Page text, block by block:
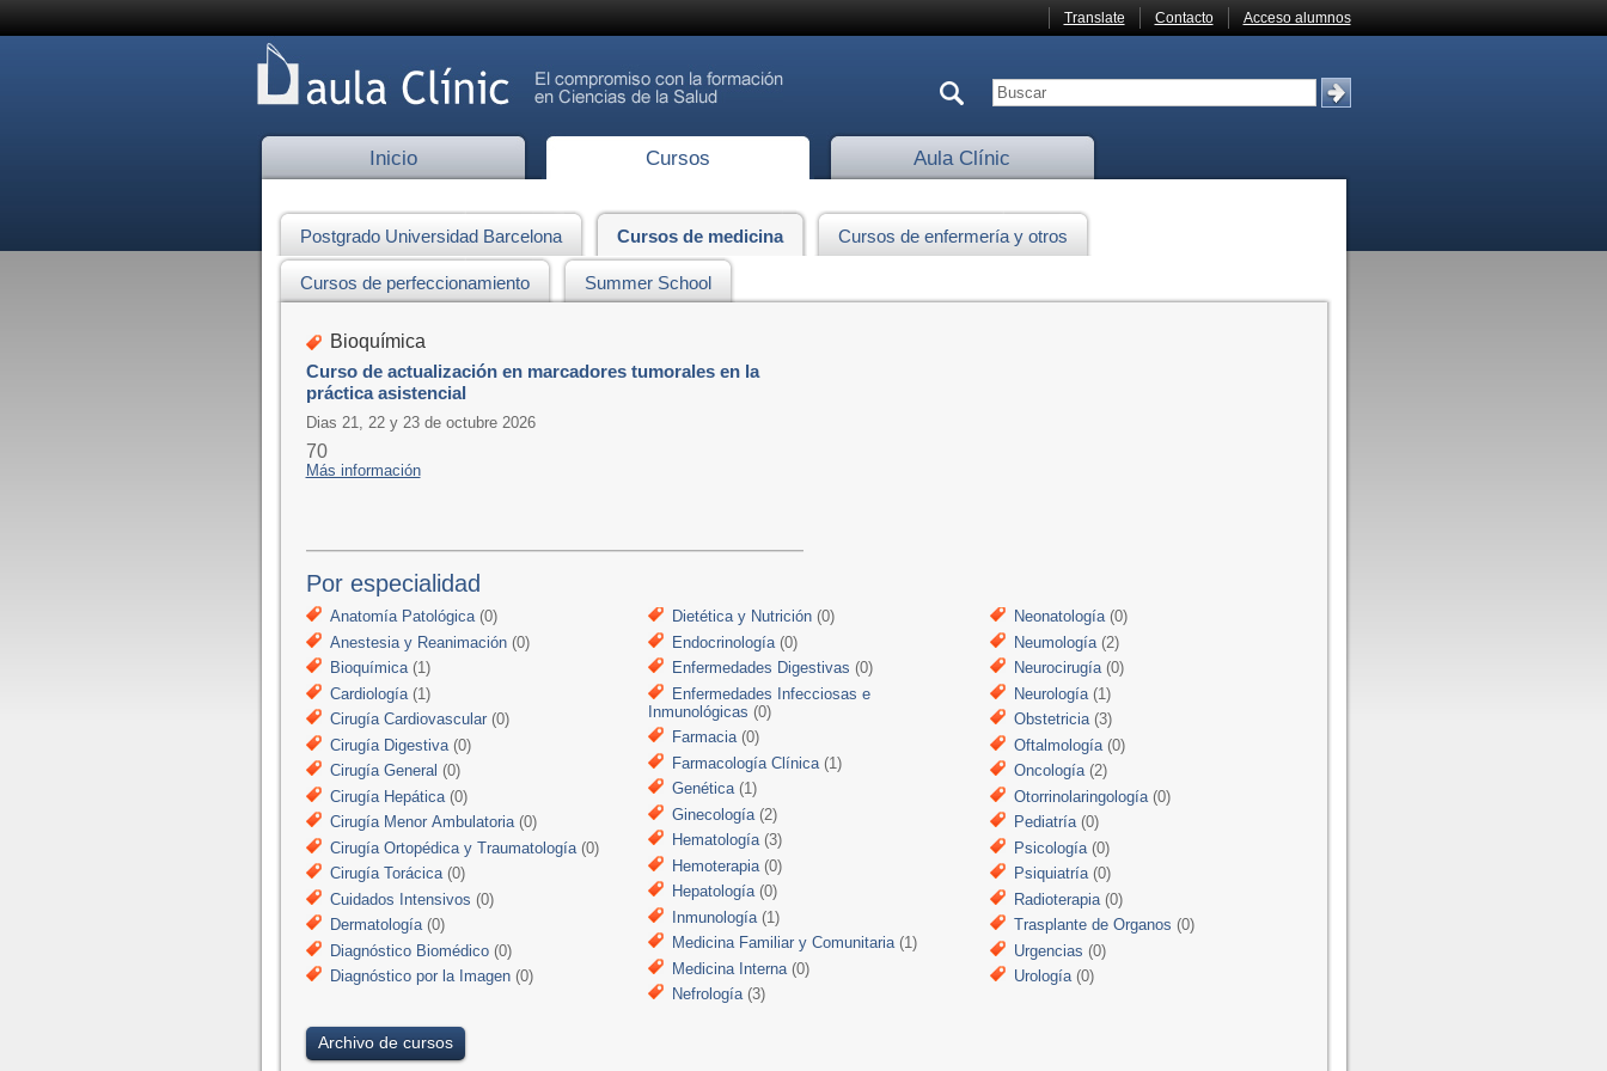
Translate Contacto Acceso alumnos
Inicio Cursos Aula Clínic
Postgrado Universidad Barcelona Cursos de medicina Cursos de enfermería y otros
Cursos de perfeccionamiento Summer School
Bioquímica
Curso de actualización en marcadores tumorales en la
práctica asistencial
Dias 21, 22 y 23 de octubre 2026
70
Más información
Por especialidad
Anatomía Patológica(0)
Anestesia y Reanimación(0)
Bioquímica(1)
Cardiología(1)
Cirugía Cardiovascular(0)
Cirugía Digestiva(0)
Cirugía General (0)
Cirugía Hepática(0)
Cirugía Menor Ambulatoria(0)
Cirugía Ortopédica y Traumatología(0)
Cirugía Torácica(0)
Cuidados Intensivos (0)
Dermatología(0)
Diagnóstico Biomédico(0)
Diagnóstico por la Imagen(0)
Dietética y Nutrición(0)
Endocrinología(0)
Enfermedades Digestivas (0)
Enfermedades Infecciosas e
Inmunológicas (0)
Farmacia(0)
Farmacología Clínica(1)
Genética(1)
Ginecología(2)
Hematología(3)
Hemoterapia(0)
Hepatología(0)
Inmunología(1)
Medicina Familiar y Comunitaria(1)
Medicina Interna(0)
Nefrología(3)
Neonatología(0)
Neumología (2)
Neurocirugía(0)
Neurología (1)
Obstetricia(3)
Oftalmología (0)
Oncología(2)
Otorrinolaringología (0)
Pediatría(0)
Psicología (0)
Psiquiatría(0)
Radioterapia (0)
Trasplante de Organos (0)
Urgencias (0)
Urología(0)
Archivo de cursos